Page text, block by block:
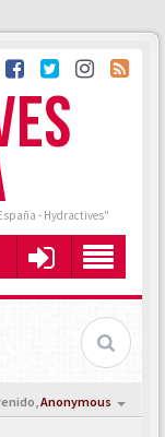
- Hydractives"
Anonymous